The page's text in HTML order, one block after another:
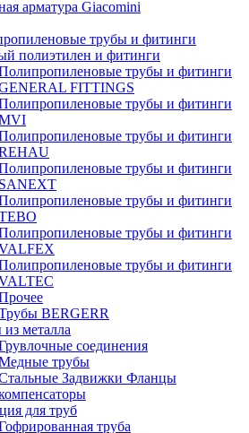
арматура Giacomini
трубы и фитинги
полиэтилен и фитинги
трубы и фитинги
FITTINGS
трубы и фитинги
трубы и фитинги
трубы и фитинги
SANEXT
трубы и фитинги
трубы и фитинги
трубы и фитинги
BERGERR
металла
соединения
трубы
Задвижки Фланцы
для труб
труба